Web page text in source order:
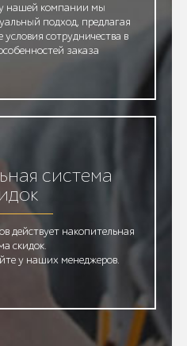
нашей компании мы
подход, предлагая
сотрудничества в
заказа
система
действует накопительная
скидок.
у наших менеджеров.